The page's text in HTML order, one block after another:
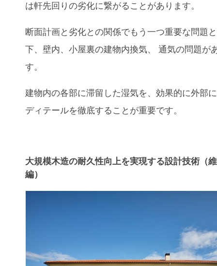
は軒先回りの劣化に繋がることがあります。
断面計画と劣化との関係でもう一つ重要な問題
下、壁内、小屋裏の建物内換気、通気の問題が
す。
建物内の各部に滞留した湿気を、効果的に外部
ディテールを徹底することが重要です。
大規模木造の耐久性向上を実現する設計技術（
編）